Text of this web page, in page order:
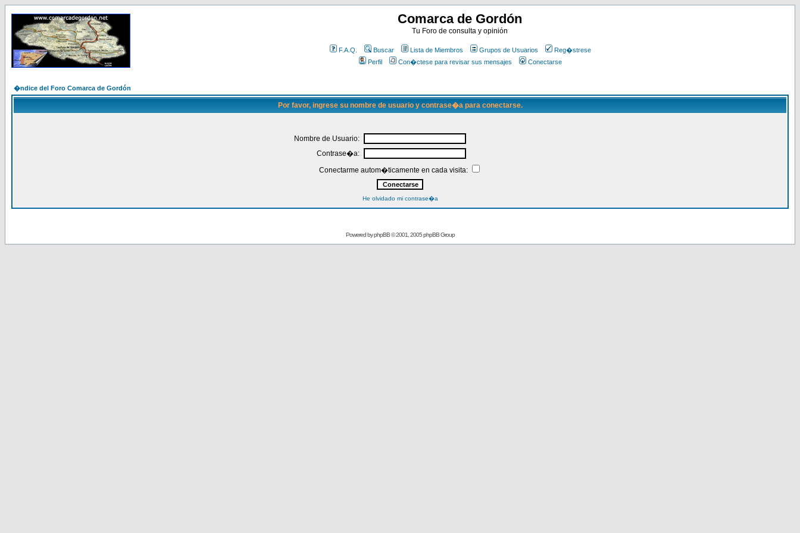
Comarca de Gordón
Tu Foro de consulta y opinión
F.A.Q. Buscar Lista de Miembros Grupos de Usuarios
Reg�strese
Perfil
Con�ctese para revisar sus mensajes Conectarse
�ndice del Foro Comarca de Gordón
Por favor, ingrese su nombre de usuario y contrase�a para conectarse.
Nombre de Usuario:
Contrase�a:
Conectarme autom�ticamente en cada visita:
He olvidado mi contrase�a
Powered byphpBB© 2001, 2005 phpBB Group